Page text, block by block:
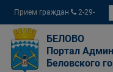
Прием граждан
2-29-
04
БЕЛОВО
Портал
Беловского